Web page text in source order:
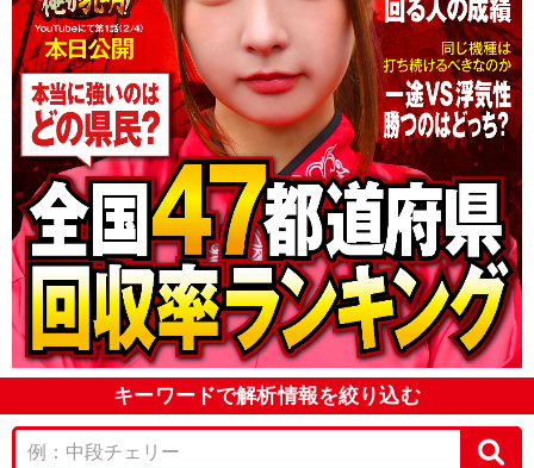
キーワードで解析情報を絞り込む